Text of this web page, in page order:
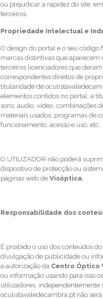
ou prejudicar a rapidez do site,
terceiros.
Propriedade Intelectual e
O design do portal e o seu
marcas distintivas que
terceiros licenciadores que
correspondentes direitos de
titularidade de
elementos contidos no portal, a
sons, áudio, vídeo, combinações
materiais usados, programas de
funcionamento, acesso e uso,
O UTILIZADOR não poderá
dispositivo de protecção ou
páginas web de Visóptica.
Responsabilidade dos
É proibido o uso dos conteúdos
divulgação de publicidade ou
a autorização da Centro Óptico
ou informação usando para isso
utilizadores, independentemente
oculistavaledecambra.pt não